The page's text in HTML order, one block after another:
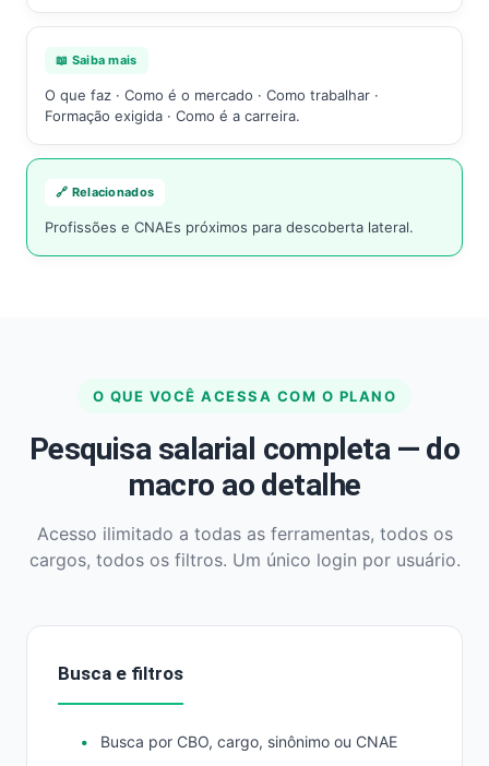
📖 Saiba mais
O que faz · Como é o mercado · Como trabalhar ·
Formação exigida · Como é a carreira.
🔗 Relacionados
Profissões e CNAEs próximos para descoberta lateral.
O QUE VOCÊ ACESSA COM O PLANO
Pesquisa salarial completa — do
macro ao detalhe
Acesso ilimitado a todas as ferramentas, todos os
cargos, todos os filtros. Um único login por usuário.
Busca e filtros
Busca por CBO, cargo, sinônimo ou CNAE